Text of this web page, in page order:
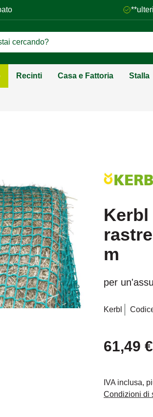
Recinti Casa e Fattoria Stalla
Kerbl
m
per
Kerbl
61,49 €
IVA inclusa,
Condizioni di